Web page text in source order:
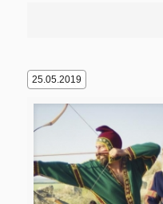
25.05.2019